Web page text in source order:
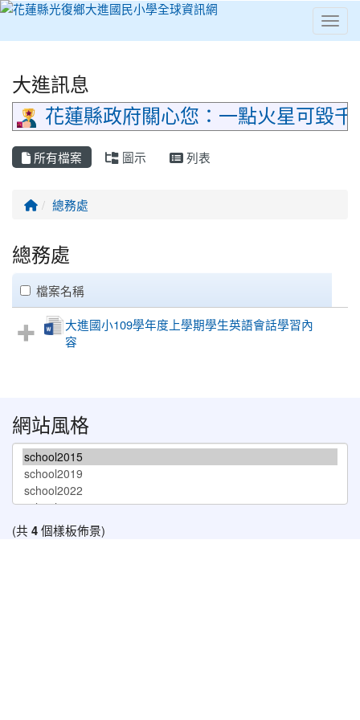
⏸
大進訊息
花蓮縣政府關心您：一點火星可毀
所有檔案 圖示 列表
回首頁
總務處
總務處
clickAll
檔案名稱
大進國小109學年度上學期學生英語會話學習內
容
網站風格
(共 4個樣板佈景)